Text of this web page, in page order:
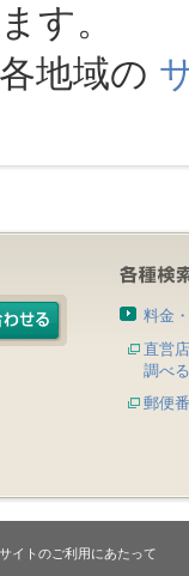
す。
地域の
料金
直営
調べる
郵便
サイトのご利用にあたって